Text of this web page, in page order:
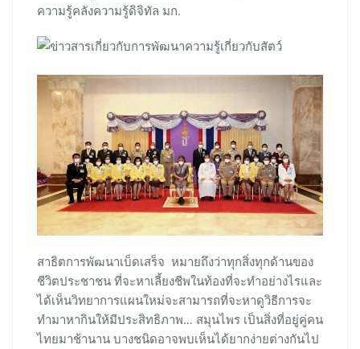
ความรู้คลังความรู้ดิจิทัล มก.
สาธิตการพัฒนาเบ็ดเสร็จ หมายถึงว่าทุกสิ่งทุกด้านของ
ชีวิตประชาชน ที่จะหาเลี้ยงชีพในท้องที่จะทำอย่างไรและ
ได้เห็นวิทยาการแผนใหม่จะสามารถที่จะหาดูวิธีการจะ
ทำมาหากินให้มีประสิทธิภาพ… สมุนไพร เป็นสิ่งที่อยู่คู่คน
ไทยมาช้านาน บางชนิดอาจพบเห็นได้ยากง่ายต่างกันไป